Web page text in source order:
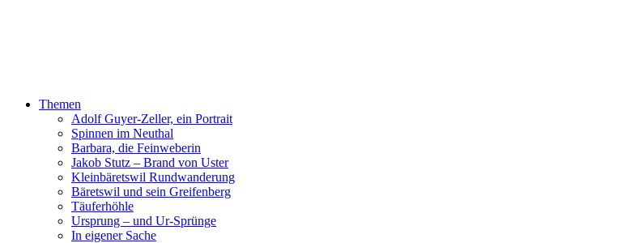
Themen
Adolf Guyer-Zeller, ein Portrait
Spinnen im Neuthal
Barbara, die Feinweberin
Jakob Stutz – Brand von Uster
Kleinbäretswil Rundwanderung
Bäretswil und sein Greifenberg
Täuferhöhle
Ursprung – und Ur-Sprünge
In eigener Sache